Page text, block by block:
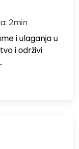
2min
i ulaganja u
i održivi